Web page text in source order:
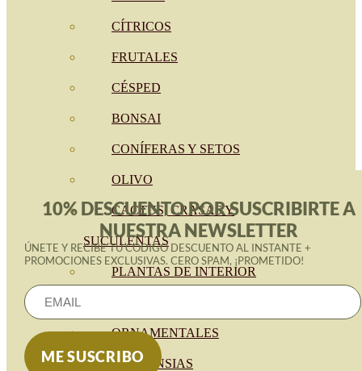
CÍTRICOS
FRUTALES
CÉSPED
BONSAI
CONÍFERAS Y SETOS
OLIVO
CACTUS, CRASAS Y
SUCULENTAS
PLANTAS DE INTERIOR
ORNAMENTALES
HORTENSIAS
10% DESCUENTO POR SUSCRIBIRTE A
NUESTRA NEWSLETTER
ÚNETE Y RECIBE TU CÓDIGO DESCUENTO AL INSTANTE +
PROMOCIONES EXCLUSIVAS. CERO SPAM, ¡PROMETIDO!